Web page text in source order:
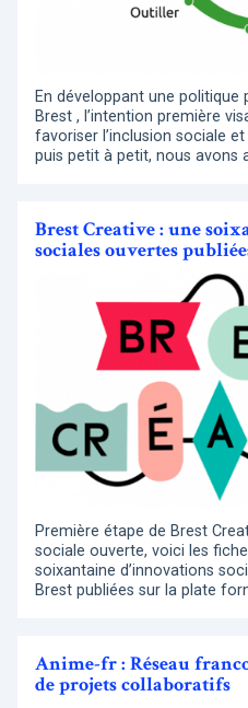
En développant une politique
Brest , l’intention première
favoriser l’inclusion sociale
puis petit à petit, nous avons
Brest Creative : une
sociales ouvertes
Première étape de Brest
sociale ouverte, voici les
soixantaine d’innovations
Brest publiées sur la plate
Anime-fr : Réseau
de projets collaboratifs